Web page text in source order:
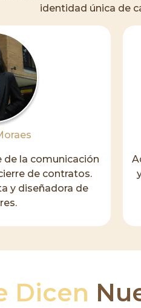
identidad única de
de la comunicación
de contratos.
y diseñadora de
Dicen